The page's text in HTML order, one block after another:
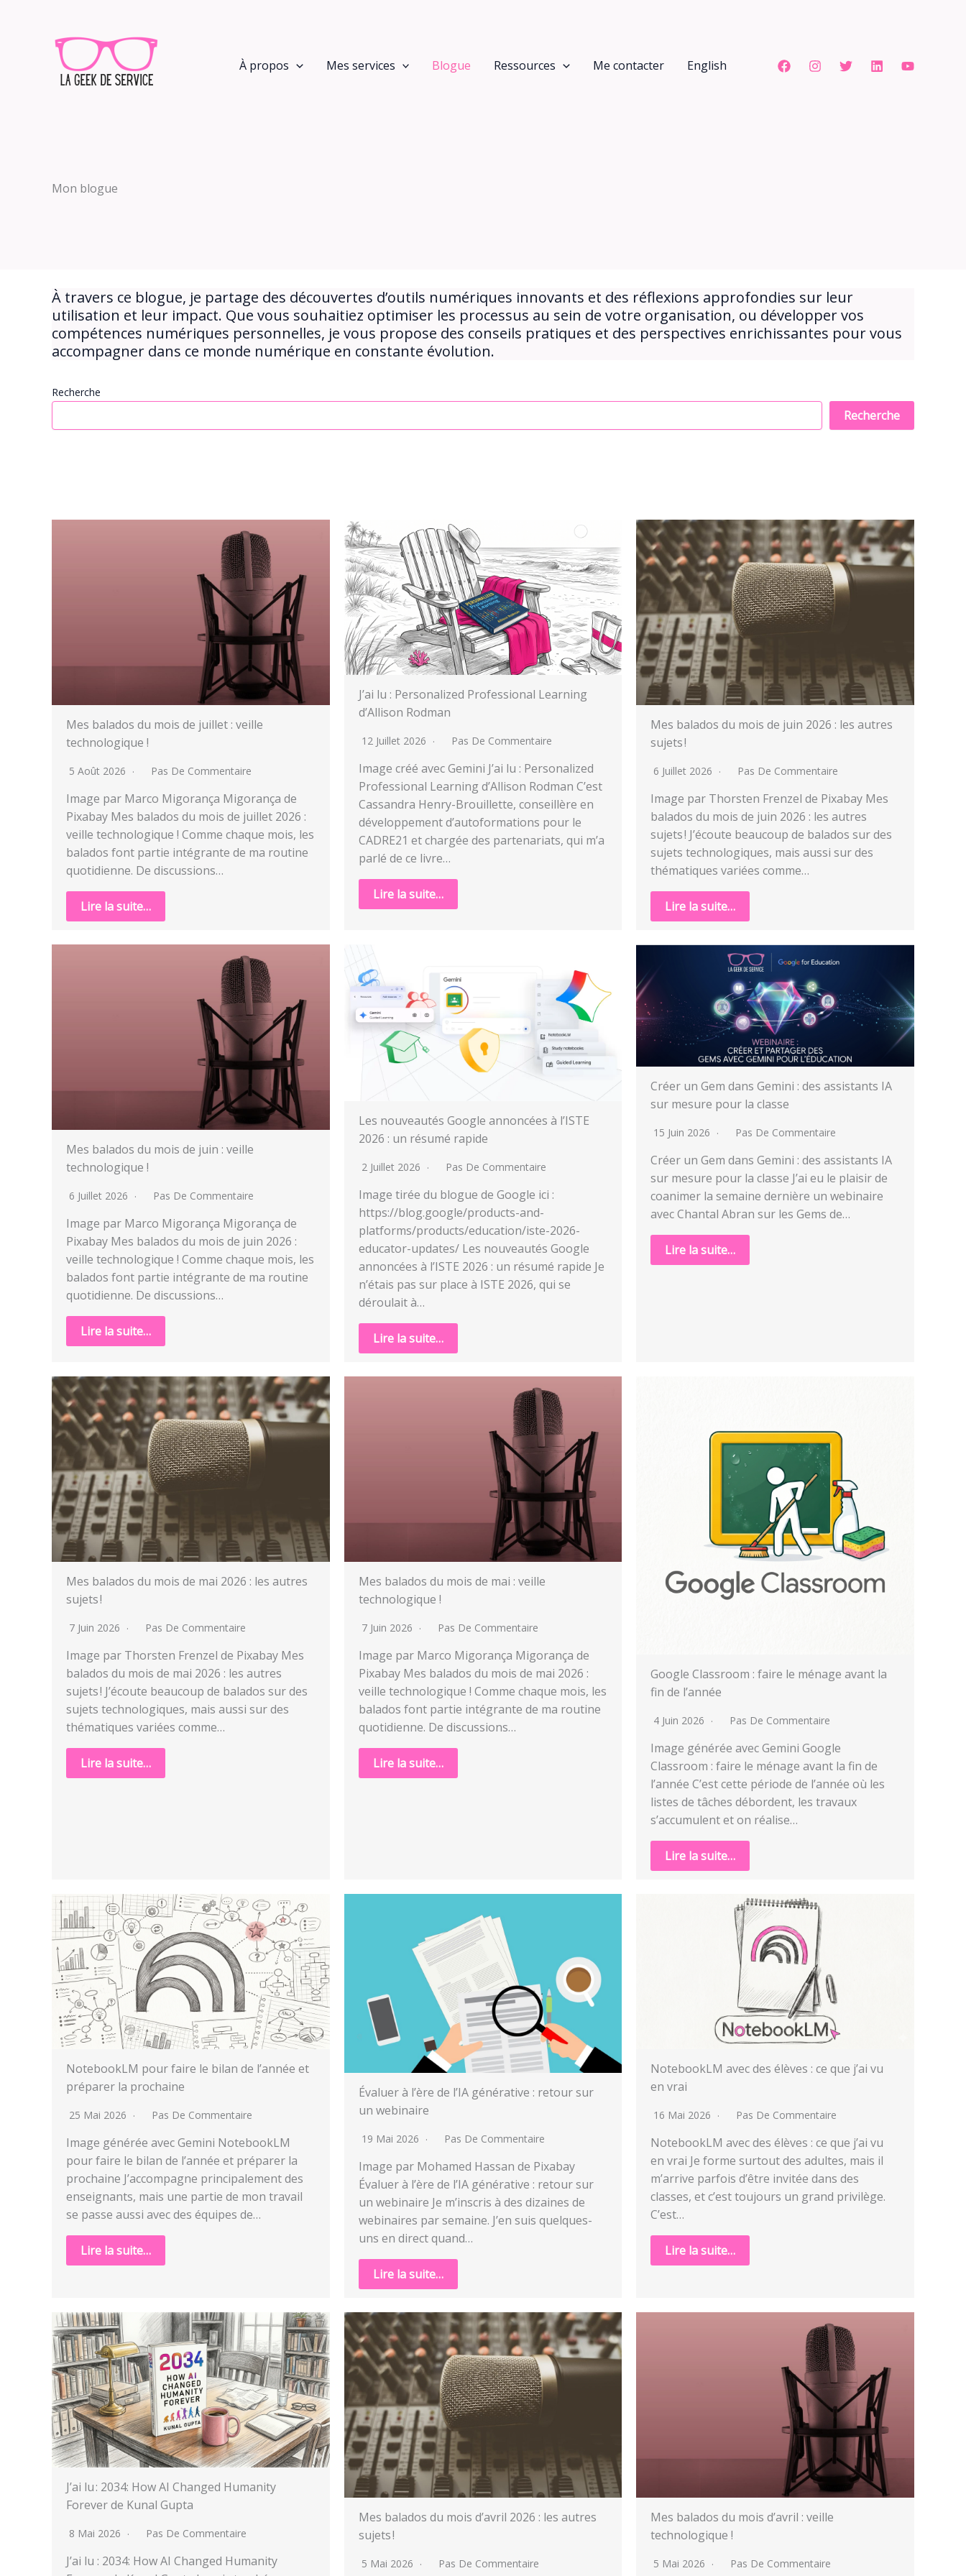
À propos
Mes services Blogue Ressources Me contacter English
Mon blogue
À travers ce blogue, je partage des découvertes d’outils numériques innovants et des réflexions approfondies sur leur
utilisation et leur impact. Que vous souhaitiez optimiser les processus au sein de votre organisation, ou développer vos
compétences numériques personnelles, je vous propose des conseils pratiques et des perspectives enrichissantes pour vous
accompagner dans ce monde numérique en constante évolution.
Recherche
Recherche
Mes balados du mois de juillet : veille
technologique !
5 Août 2026 Pas De Commentaire
Image par Marco Migorança Migorança de
Pixabay Mes balados du mois de juillet 2026 :
veille technologique ! Comme chaque mois, les
balados font partie intégrante de ma routine
quotidienne. De discussions…
Lire la suite…
J’ai lu : Personalized Professional Learning
d’Allison Rodman
12 Juillet 2026 Pas De Commentaire
Image créé avec Gemini J’ai lu : Personalized
Professional Learning d’Allison Rodman C’est
Cassandra Henry-Brouillette, conseillère en
développement d’autoformations pour le
CADRE21 et chargée des partenariats, qui m’a
parlé de ce livre…
Lire la suite…
Mes balados du mois de juin 2026 : les autres
sujets !
6 Juillet 2026 Pas De Commentaire
Image par Thorsten Frenzel de Pixabay Mes
balados du mois de juin 2026 : les autres
sujets ! J’écoute beaucoup de balados sur des
sujets technologiques, mais aussi sur des
thématiques variées comme…
Lire la suite…
Mes balados du mois de juin : veille
technologique !
6 Juillet 2026 Pas De Commentaire
Image par Marco Migorança Migorança de
Pixabay Mes balados du mois de juin 2026 :
veille technologique ! Comme chaque mois, les
balados font partie intégrante de ma routine
quotidienne. De discussions…
Lire la suite…
Les nouveautés Google annoncées à l’ISTE
2026 : un résumé rapide
2 Juillet 2026 Pas De Commentaire
Image tirée du blogue de Google ici :
https://blog.google/products-and-
platforms/products/education/iste-2026-
educator-updates/ Les nouveautés Google
annoncées à l’ISTE 2026 : un résumé rapide Je
n’étais pas sur place à ISTE 2026, qui se
déroulait à…
Lire la suite…
Créer un Gem dans Gemini : des assistants IA
sur mesure pour la classe
15 Juin 2026 Pas De Commentaire
Créer un Gem dans Gemini : des assistants IA
sur mesure pour la classe J’ai eu le plaisir de
coanimer la semaine dernière un webinaire
avec Chantal Abran sur les Gems de…
Lire la suite…
Mes balados du mois de mai 2026 : les autres
sujets !
7 Juin 2026 Pas De Commentaire
Image par Thorsten Frenzel de Pixabay Mes
balados du mois de mai 2026 : les autres
sujets ! J’écoute beaucoup de balados sur des
sujets technologiques, mais aussi sur des
thématiques variées comme…
Lire la suite…
Mes balados du mois de mai : veille
technologique !
7 Juin 2026 Pas De Commentaire
Image par Marco Migorança Migorança de
Pixabay Mes balados du mois de mai 2026 :
veille technologique ! Comme chaque mois, les
balados font partie intégrante de ma routine
quotidienne. De discussions…
Lire la suite…
Google Classroom : faire le ménage avant la
fin de l’année
4 Juin 2026 Pas De Commentaire
Image générée avec Gemini Google
Classroom : faire le ménage avant la fin de
l’année C’est cette période de l’année où les
listes de tâches débordent, les travaux
s’accumulent et on réalise…
Lire la suite…
NotebookLM pour faire le bilan de l’année et
préparer la prochaine
25 Mai 2026 Pas De Commentaire
Image générée avec Gemini NotebookLM
pour faire le bilan de l’année et préparer la
prochaine J’accompagne principalement des
enseignants, mais une partie de mon travail
se passe aussi avec des équipes de…
Lire la suite…
Évaluer à l’ère de l’IA générative : retour sur
un webinaire
19 Mai 2026 Pas De Commentaire
Image par Mohamed Hassan de Pixabay
Évaluer à l’ère de l’IA générative : retour sur
un webinaire Je m’inscris à des dizaines de
webinaires par semaine. J’en suis quelques-
uns en direct quand…
Lire la suite…
NotebookLM avec des élèves : ce que j’ai vu
en vrai
16 Mai 2026 Pas De Commentaire
NotebookLM avec des élèves : ce que j’ai vu
en vrai Je forme surtout des adultes, mais il
m’arrive parfois d’être invitée dans des
classes, et c’est toujours un grand privilège.
C’est…
Lire la suite…
J’ai lu : 2034: How AI Changed Humanity
Forever de Kunal Gupta
8 Mai 2026 Pas De Commentaire
J’ai lu : 2034: How AI Changed Humanity
Mes balados du mois d’avril 2026 : les autres
sujets !
5 Mai 2026 Pas De Commentaire
Mes balados du mois d’avril : veille
technologique !
5 Mai 2026 Pas De Commentaire